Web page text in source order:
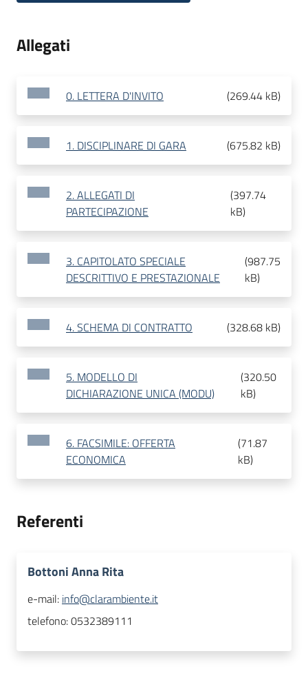
Allegati
0. LETTERA D'INVITO (269.44 kB)
1. DISCIPLINARE DI GARA (675.82 kB)
2. ALLEGATI DI
PARTECIPAZIONE
(397.74
kB)
3. CAPITOLATO SPECIALE
DESCRITTIVO E PRESTAZIONALE
(987.75
kB)
4. SCHEMA DI CONTRATTO (328.68 kB)
5. MODELLO DI
DICHIARAZIONE UNICA (MODU)
(320.50
kB)
6. FACSIMILE: OFFERTA
ECONOMICA
(71.87
kB)
Referenti
Bottoni Anna Rita
e-mail: info@clarambiente.it
telefono:0532389111